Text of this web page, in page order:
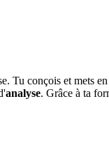
Tu conçois et mets
analyse. Grâce à ta